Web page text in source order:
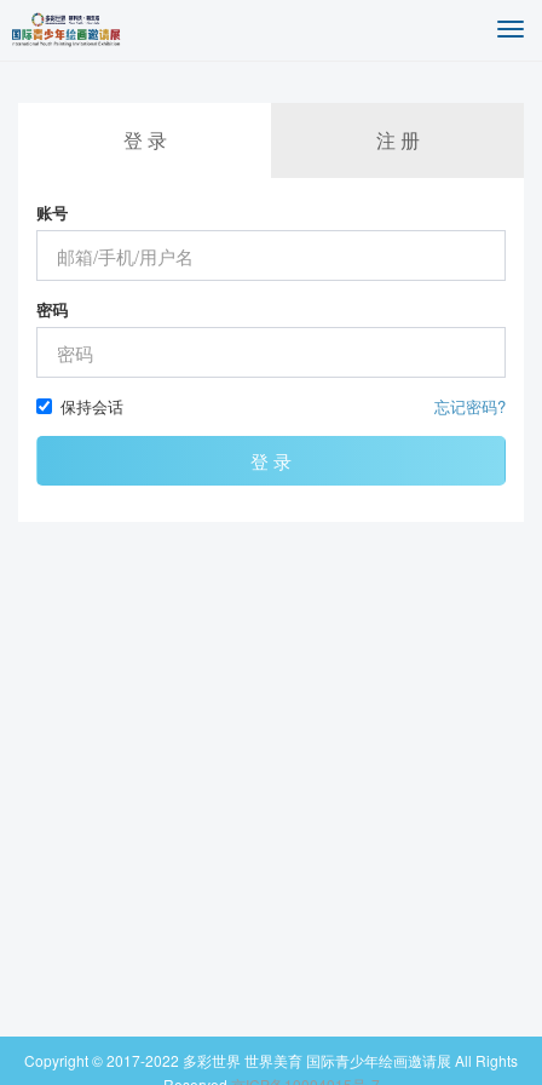
登 录 注 册
账号
密码
保持会话 忘记密码?
登 录
Copyright © 2017-2022 多彩世界 世界美育 国际青少年绘画邀请展 All Rights